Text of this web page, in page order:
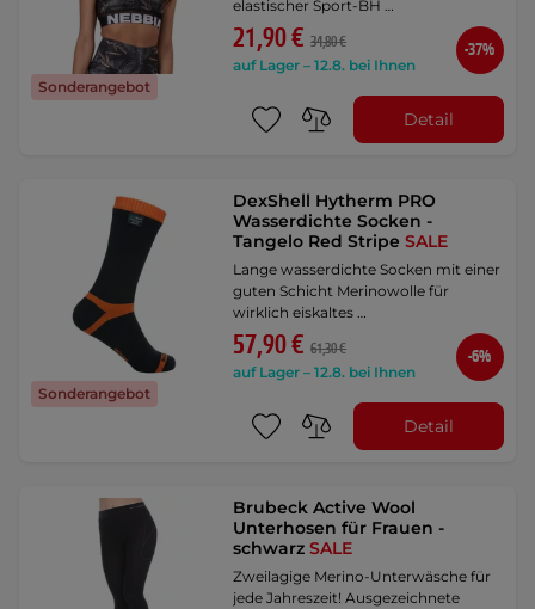
Sonderangebot
elastischer Sport-BH …
21,90 € 34,80 €
auf Lager – 12.8. bei Ihnen
-37%
Detail
Sonderangebot
DexShell Hytherm PRO
Wasserdichte Socken -
Tangelo Red StripeSALE
Lange wasserdichte Socken mit einer
guten Schicht Merinowolle für
wirklich eiskaltes …
57,90 € 61,30 €
auf Lager – 12.8. bei Ihnen
-6%
Detail
Brubeck Active Wool
Unterhosen für Frauen -
schwarzSALE
Zweilagige Merino-Unterwäsche für
jede Jahreszeit! Ausgezeichnete